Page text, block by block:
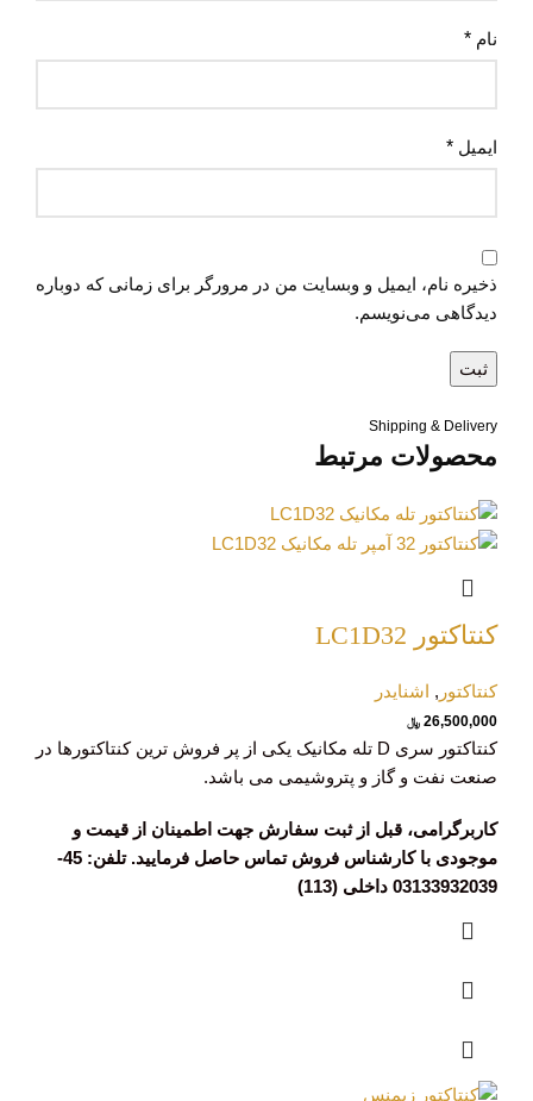
نام *
ایمیل *
ذخیره نام، ایمیل و وبسایت من در مرورگر برای زمانی که دوباره
دیدگاهی می‌نویسم.
Shipping & Delivery
محصولات مرتبط
کنتاکتور LC1D32
کنتاکتور , اشنایدر
26,500,000 ﷼
کنتاکتور سری D تله مکانیک یکی از پر فروش ترین کنتاکتورها در
صنعت نفت و گاز و پتروشیمی می باشد.
کاربرگرامی، قبل از ثبت سفارش جهت اطمینان از قیمت و
موجودی با کارشناس فروش تماس حاصل فرمایید. تلفن: 45-
03133932039 داخلی (113)